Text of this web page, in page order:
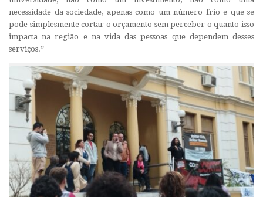
necessidade da sociedade, apenas como um número frio e que se
pode simplesmente cortar o orçamento sem perceber o quanto isso
impacta na região e na vida das pessoas que dependem desses
serviços.”